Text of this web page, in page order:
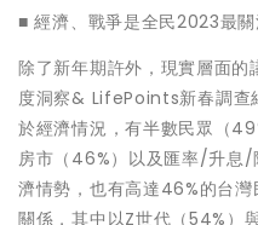
■ 經濟、戰爭是全民2023最
除了新年期許外，現實層面
度洞察& LifePoints新春調查
於經濟情況，有半數民眾（
房市（46%）以及匯率/升息/
濟情勢，也有高達46%的台
關係，其中以Z世代（54%）